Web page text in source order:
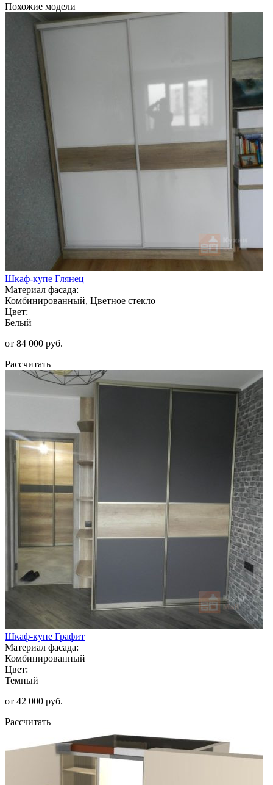
Похожие модели
Шкаф-купе Глянец
Материал фасада:
Комбинированный, Цветное стекло
Цвет:
Белый
от 84 000 руб.
Рассчитать
Шкаф-купе Графит
Материал фасада:
Комбинированный
Цвет:
Темный
от 42 000 руб.
Рассчитать